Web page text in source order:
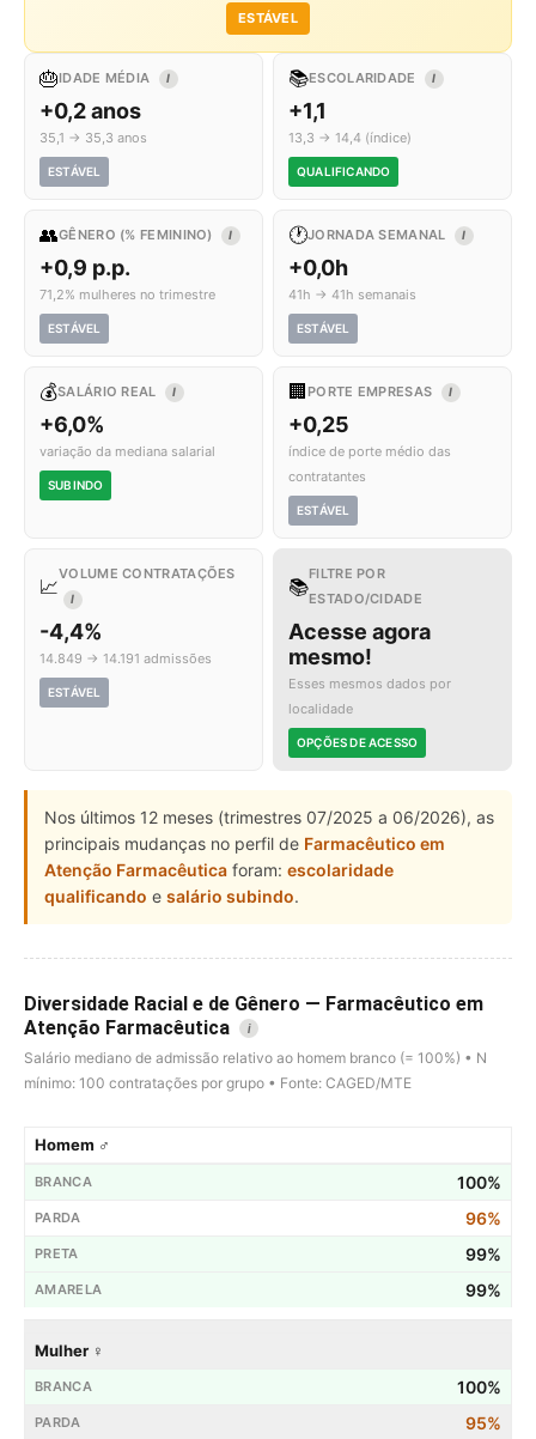
ESTÁVEL
🎂IDADE MÉDIA I
+0,2 anos
35,1 → 35,3 anos
ESTÁVEL
📚ESCOLARIDADE I
+1,1
13,3 → 14,4 (índice)
QUALIFICANDO
👥GÊNERO (% FEMININO) I
+0,9 p.p.
71,2% mulheres no trimestre
ESTÁVEL
🕐JORNADA SEMANAL I
+0,0h
41h → 41h semanais
ESTÁVEL
💰SALÁRIO REAL I
+6,0%
variação da mediana salarial
SUBINDO
🏢 PORTE EMPRESAS I
+0,25
índice de porte médio das
contratantes
ESTÁVEL
📈
VOLUME CONTRATAÇÕES
I
-4,4%
14.849 → 14.191 admissões
ESTÁVEL
📚
FILTRE POR
ESTADO/CIDADE
Acesse agora
mesmo!
Esses mesmos dados por
localidade
OPÇÕES DE ACESSO
Nos últimos 12 meses (trimestres 07/2025 a 06/2026), as
principais mudanças no perfil de Farmacêutico em
Atenção Farmacêutica foram: escolaridade
qualificando e salário subindo.
Diversidade Racial e de Gênero — Farmacêutico em
Atenção Farmacêutica
i
Salário mediano de admissão relativo ao homem branco (= 100%) • N
mínimo: 100 contratações por grupo • Fonte: CAGED/MTE
Homem ♂
100%
96%
99%
99%
Mulher ♀
100%
95%